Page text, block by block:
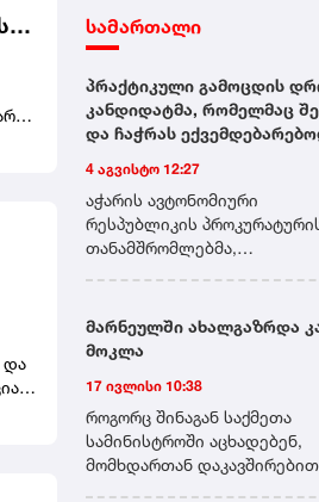
და
სამართალი
პრაქტიკული გამოცდის
კანდიდატმა, რომელმაც
და ჩაჭრას
პროკურატურამ
მიცემის ფაქტზე დააკავა
4 აგვისტო 12:27
აჭარის ავტონომიური
რესპუბლიკის
თანამშრომლებმა,
შედეგად,ქრთამის მიმცემი
პირი ბრალდებულად
საქართველოს სისხლის
სამართლის კოდექსის 339-ე
მუხლის მე-2 ნაწილით
წარედგინება, რაც ოთხიდან
მარნეულში ახალგაზრდა
მოკლა
17 ივლისი 10:38
როგორც შინაგან საქმეთა
სამინისტროში აცხადებენ,
მომხდართან დაკავშირებით